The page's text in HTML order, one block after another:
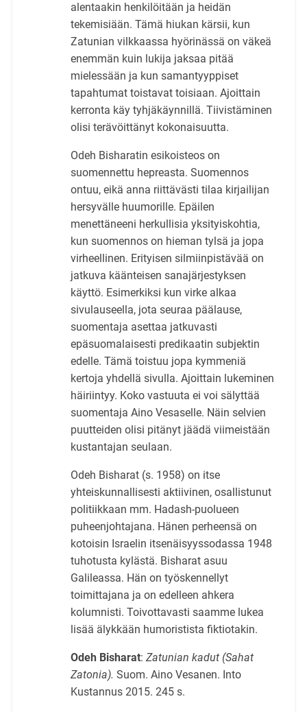
alentaakin henkilöitään ja heidän
tekemisiään. Tämä hiukan kärsii, kun
Zatunian vilkkaassa hyörinässä on väkeä
enemmän kuin lukija jaksaa pitää
mielessään ja kun samantyyppiset
tapahtumat toistavat toisiaan. Ajoittain
kerronta käy tyhjäkäynnillä. Tiivistäminen
olisi terävöittänyt kokonaisuutta.
Odeh Bisharatin esikoisteos on
suomennettu hepreasta. Suomennos
ontuu, eikä anna riittävästi tilaa kirjailijan
hersyvälle huumorille. Epäilen
menettäneeni herkullisia yksityiskohtia,
kun suomennos on hieman tylsä ja jopa
virheellinen. Erityisen silmiinpistävää on
jatkuva käänteisen sanajärjestyksen
käyttö. Esimerkiksi kun virke alkaa
sivulauseella, jota seuraa päälause,
suomentaja asettaa jatkuvasti
epäsuomalaisesti predikaatin subjektin
edelle. Tämä toistuu jopa kymmeniä
kertoja yhdellä sivulla. Ajoittain lukeminen
häiriintyy. Koko vastuuta ei voi sälyttää
suomentaja Aino Vesaselle. Näin selvien
puutteiden olisi pitänyt jäädä viimeistään
kustantajan seulaan.
Odeh Bisharat (s. 1958) on itse
yhteiskunnallisesti aktiivinen, osallistunut
politiikkaan mm. Hadash-puolueen
puheenjohtajana. Hänen perheensä on
kotoisin Israelin itsenäisyyssodassa 1948
tuhotusta kylästä. Bisharat asuu
Galileassa. Hän on työskennellyt
toimittajana ja on edelleen ahkera
kolumnisti. Toivottavasti saamme lukea
lisää älykkään humoristista fiktiotakin.
Odeh Bisharat: Zatunian kadut (Sahat
Zatonia). Suom. Aino Vesanen. Into
Kustannus 2015. 245 s.